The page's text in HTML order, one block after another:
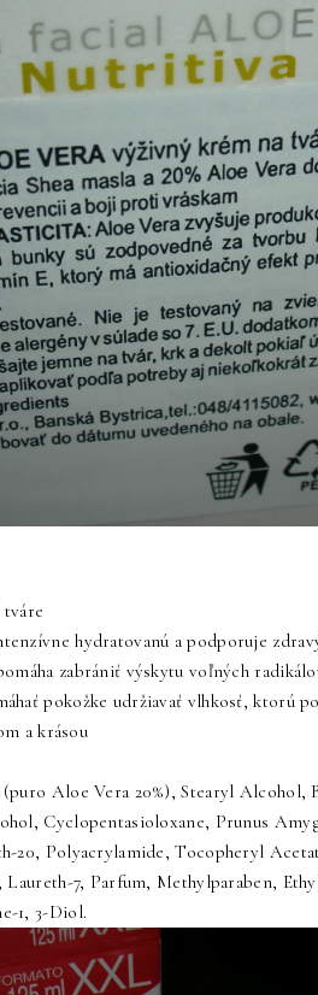
hydratovanú a podporuje
zabrániť výskytu voľných
pokožke udržiavať vlhkosť, ktorú
a krásou
Aloe Vera 20%), Stearyl Alcohol,
Cyclopentasioloxane, Prunus
20, Polyacrylamide, Tocopheryl
Laureth-7, Parfum, Methylparaben,
1, 3-Diol.